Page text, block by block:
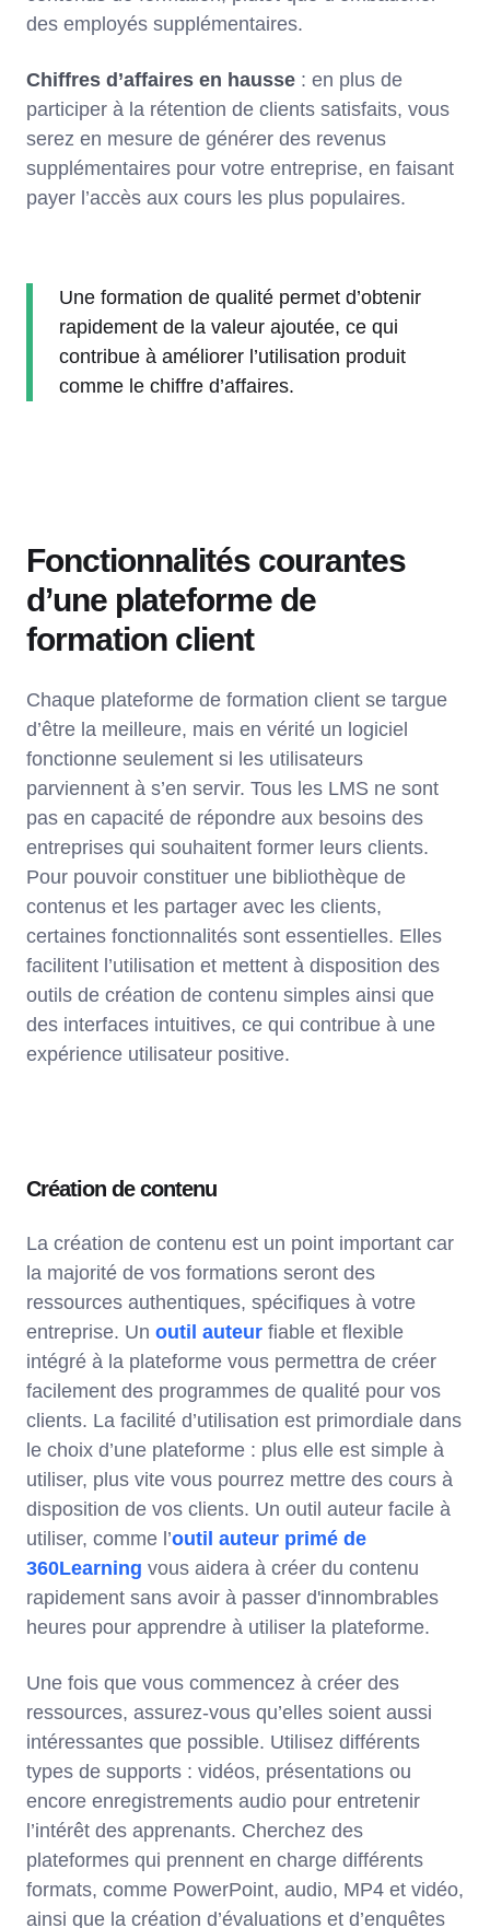
des employés supplémentaires.
Chiffres d’affaires en hausse : en plus de
participer à la rétention de clients satisfaits, vous
serez en mesure de générer des revenus
supplémentaires pour votre entreprise, en faisant
payer l’accès aux cours les plus populaires.
Une formation de qualité permet d’obtenir
rapidement de la valeur ajoutée, ce qui
contribue à améliorer l’utilisation produit
comme le chiffre d’affaires.
Fonctionnalités courantes
d’une plateforme de
formation client
Chaque plateforme de formation client se targue
d’être la meilleure, mais en vérité un logiciel
fonctionne seulement si les utilisateurs
parviennent à s’en servir. Tous les LMS ne sont
pas en capacité de répondre aux besoins des
entreprises qui souhaitent former leurs clients.
Pour pouvoir constituer une bibliothèque de
contenus et les partager avec les clients,
certaines fonctionnalités sont essentielles. Elles
facilitent l’utilisation et mettent à disposition des
outils de création de contenu simples ainsi que
des interfaces intuitives, ce qui contribue à une
expérience utilisateur positive.
Création de contenu
La création de contenu est un point important car
la majorité de vos formations seront des
ressources authentiques, spécifiques à votre
entreprise. Un outil auteur fiable et flexible
intégré à la plateforme vous permettra de créer
facilement des programmes de qualité pour vos
clients. La facilité d’utilisation est primordiale dans
le choix d’une plateforme : plus elle est simple à
utiliser, plus vite vous pourrez mettre des cours à
disposition de vos clients. Un outil auteur facile à
utiliser, comme l’outil auteur primé de
360Learning vous aidera à créer du contenu
rapidement sans avoir à passer d'innombrables
heures pour apprendre à utiliser la plateforme.
Une fois que vous commencez à créer des
ressources, assurez-vous qu’elles soient aussi
intéressantes que possible. Utilisez différents
types de supports : vidéos, présentations ou
encore enregistrements audio pour entretenir
l’intérêt des apprenants. Cherchez des
plateformes qui prennent en charge différents
formats, comme PowerPoint, audio, MP4 et vidéo,
ainsi que la création d’évaluations et d’enquêtes